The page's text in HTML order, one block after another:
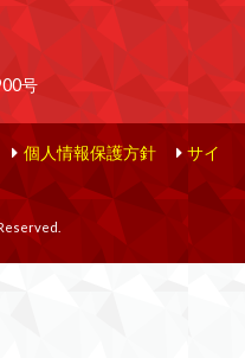
号
個人情報保護方針
サイ